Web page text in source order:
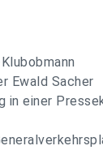
Ewald Sacher
einer